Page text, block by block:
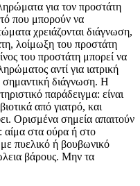
για τον προστάτη
που μπορούν να
χρειάζονται διάγνωση,
λοίμωξη του προστάτη
του προστάτη μπορεί να
αντί για ιατρική
σημαντική διάγνωση. Η
παράδειγμα: είναι
από γιατρό, και
Ορισμένα σημεία απαιτούν
αίμα στα ούρα ή στο
πυελικό ή βουβωνικό
βάρους. Μην τα